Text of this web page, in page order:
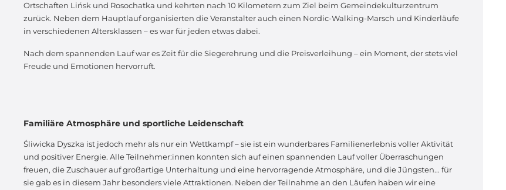
Ortschaften Lińsk und Rosochatka und kehrten nach 10 Kilometern zum Ziel beim Gemeindekulturzentrum
zurück. Neben dem Hauptlauf organisierten die Veranstalter auch einen Nordic-Walking-Marsch und Kinderläufe
in verschiedenen Altersklassen – es war für jeden etwas dabei.
Nach dem spannenden Lauf war es Zeit für die Siegerehrung und die Preisverleihung – ein Moment, der stets viel
Freude und Emotionen hervorruft.
Familiäre Atmosphäre und sportliche Leidenschaft
Śliwicka Dyszka ist jedoch mehr als nur ein Wettkampf – sie ist ein wunderbares Familienerlebnis voller Aktivität
und positiver Energie. Alle Teilnehmer:innen konnten sich auf einen spannenden Lauf voller Überraschungen
freuen, die Zuschauer auf großartige Unterhaltung und eine hervorragende Atmosphäre, und die Jüngsten... für
sie gab es in diesem Jahr besonders viele Attraktionen. Neben der Teilnahme an den Läufen haben wir eine